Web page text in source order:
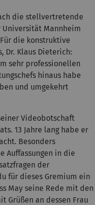
die stellvertretende
Universität Mannheim
die konstruktive
Dr. Klaus Dieterich:
sehr professionellen
hinaus habe
und umgekehrt
Videobotschaft
13 Jahre lang habe er
Besonders
Auffassungen in die
der
für dieses Gremium ein
May seine Rede mit den
Grüßen an dessen Frau